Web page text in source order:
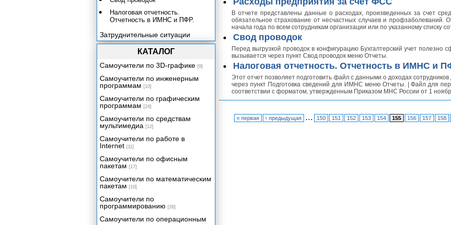
В отчете представлены данные о расходах, произведенных за счет
обязательное страхование от несчастных случаев и
начала года по всем сотрудникам организации или по указанному списку
Свод проводок
Перед выгрузкой проводок в конфигурацию Бухгалтерский учет полезно
вызывается через пункт Свод проводок меню Отчеты.
Налоговая отчетность. Отчетность в ИМНС и
Этот отчет позволяет подготовить файл с данными о доходах
через пункт Подготовка сведений для ИМНС меню Отчеты. | Файл для
соответствии с форматом, утвержденным Приказом МНС России от 1
« первая ‹ предыдущая … 150 151 152 153 154 155 156 157 158
Налоговая отчетность.
Отчетность в ИМНС и ПФР.
Затруднительные ситуации
КАТАЛОГ
Самоучители по 3D-графике [9]
Самоучители по инженерным
программам [10]
Самоучители по графическим
программам [24]
Самоучители по средствам
мультимедиа [12]
Самоучители по работе в
Internet [11]
Самоучители по офисным
пакетам [17]
Самоучители по математическим
пакетам [10]
Самоучители по
программированию [26]
Самоучители по операционным